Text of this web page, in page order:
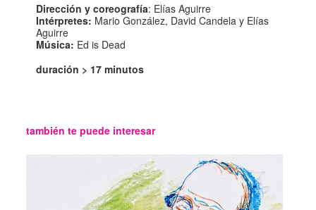
Dirección y coreografía: Elías Aguirre
Intérpretes: Mario González, David Candela y Elías
Aguirre
Música: Ed is Dead
duración > 17 minutos
también te puede interesar